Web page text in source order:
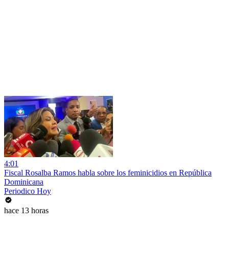
4:01
Fiscal Rosalba Ramos habla sobre los feminicidios en República
Dominicana
Periodico Hoy
hace 13 horas